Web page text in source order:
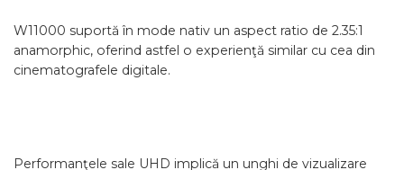
W11000 suportă în mode nativ un aspect ratio de 2.35:1
anamorphic, oferind astfel o experienţă similar cu cea din
cinematografele digitale.
Performanţele sale UHD implică un unghi de vizualizare